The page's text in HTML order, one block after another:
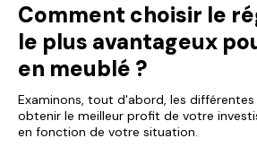
Comment choisir le
le plus avantageux
en meublé ?
Examinons, tout d'abord, les
obtenir le meilleur profit de votre
en fonction de votre situation.